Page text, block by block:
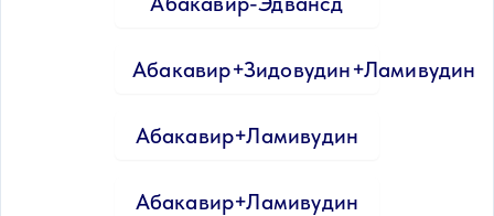
Абакавир+Зидовудин+Ламивудин
Абакавир+Ламивудин
Абакавир+Ламивудин